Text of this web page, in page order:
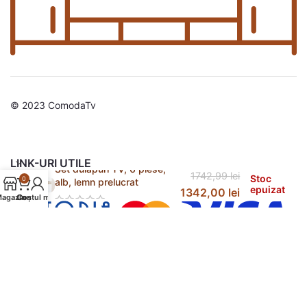
© 2023 ComodaTv
LINK-URI UTILESet dulapuri TV, 6 piese,
alb, lemn prelucrat
1742,99lei
1342,00 lei
Stoc
epuizat
0
Coș
Contul meu